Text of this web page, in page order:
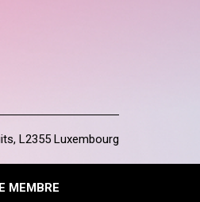
L2355 Luxembourg
MEMBRE